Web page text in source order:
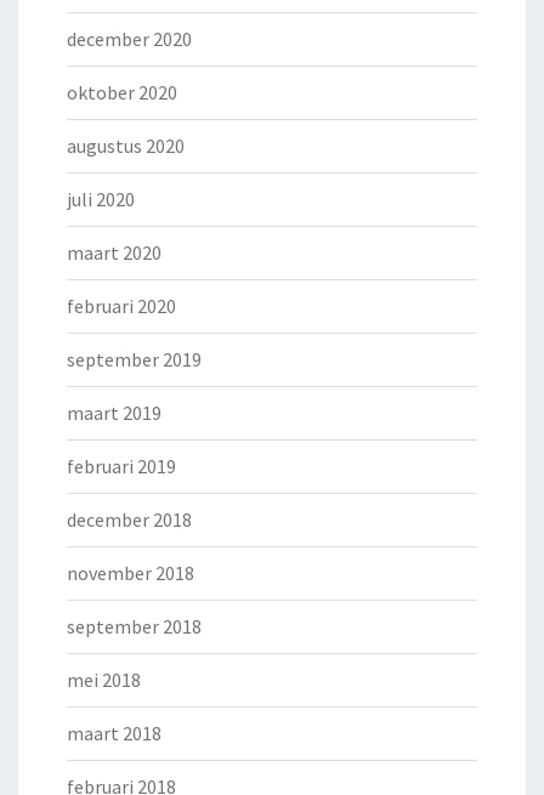
december 2020
oktober 2020
augustus 2020
juli 2020
maart 2020
februari 2020
september 2019
maart 2019
februari 2019
december 2018
november 2018
september 2018
mei 2018
maart 2018
februari 2018